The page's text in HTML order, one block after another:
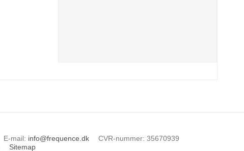
E-mail: info@frequence.dk CVR-nummer: 35670939
Sitemap